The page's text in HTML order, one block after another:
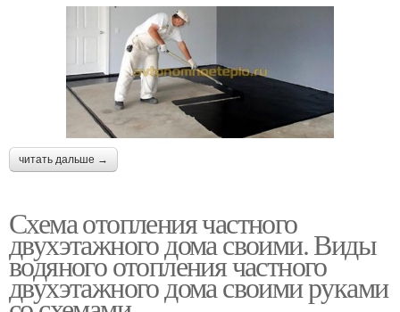
читать дальше →
Схема отопления частного
двухэтажного дома своими. Виды
водяного отопления частного
двухэтажного дома своими руками